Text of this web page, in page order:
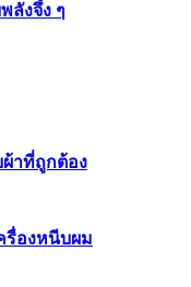
ลังจึ้ง ๆ
ผ้าที่ถูกต้อง
รื่องหนีบผม